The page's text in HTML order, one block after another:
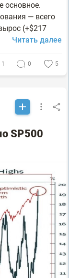
основное.
— всего
(+$217
Читать далее
1 0 5
SP500